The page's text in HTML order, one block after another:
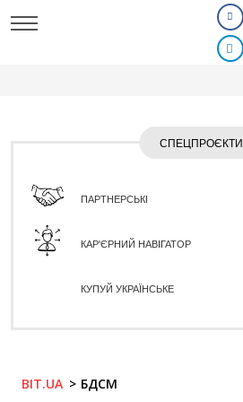
СПЕЦПРОЄКТИ
ПАРТНЕРСЬКІ
КАР'ЄРНИЙ НАВІГАТОР
КУПУЙ УКРАЇНСЬКЕ
BIT.UA БДСМ